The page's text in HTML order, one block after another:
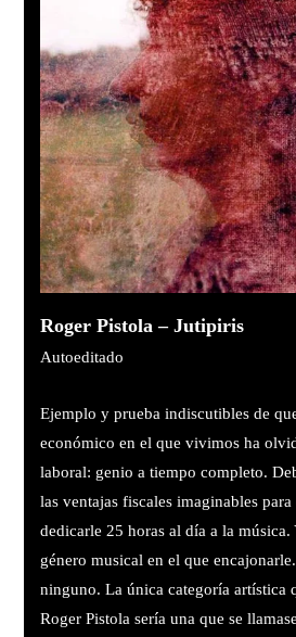
Roger Pistola – Jutipiris
Autoeditado
Ejemplo y prueba indiscutibles de
económico en el que vivimos ha
laboral: genio a tiempo completo.
las ventajas fiscales imaginables
dedicarle 25 horas al día a la
género musical en el que
ninguno. La única categoría artística
Roger Pistola sería una que se